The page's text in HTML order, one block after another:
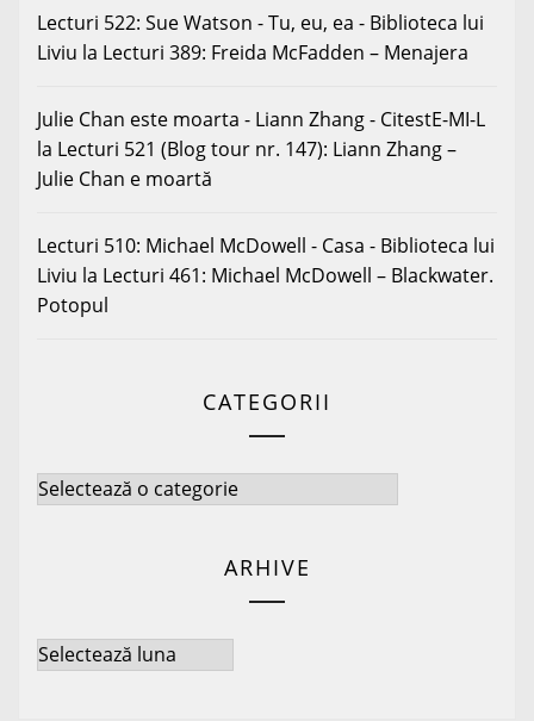
Lecturi 522: Sue Watson - Tu, eu, ea - Biblioteca lui
Liviu la Lecturi 389: Freida McFadden – Menajera
Julie Chan este moarta - Liann Zhang - CitestE-MI-L
la Lecturi 521 (Blog tour nr. 147): Liann Zhang –
Julie Chan e moartă
Lecturi 510: Michael McDowell - Casa - Biblioteca lui
Liviu la Lecturi 461: Michael McDowell – Blackwater.
Potopul
CATEGORII
Categorii
ARHIVE
Arhive